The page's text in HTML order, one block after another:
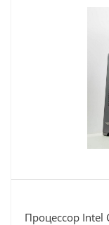
Процессор Intel